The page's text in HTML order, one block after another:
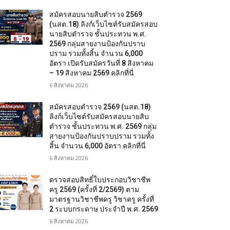
สมัครสอบนายสิบตำรวจ 2569
(นสต.18) ลิงก์เว็บไซต์รับสมัครสอบ
นายสิบตำรวจ ชั้นประทวน พ.ศ.
2569 กลุ่มสายงานป้องกันปราบ
ปราม รวมทั้งสิ้น จำนวน 6,000
อัตรา เปิดรับสมัครวันที่ 8 สิงหาคม
– 19 สิงหาคม 2569 คลิกที่นี่
6 สิงหาคม 2026
สมัครสอบตํารวจ 2569 (นสต.18)
ลิงก์เว็บไซต์รับสมัครสอบนายสิบ
ตำรวจ ชั้นประทวน พ.ศ. 2569 กลุ่ม
สายงานป้องกันปราบปราม รวมทั้ง
สิ้น จำนวน 6,000 อัตรา คลิกที่นี่
6 สิงหาคม 2026
ตรวจสอบสิทธิ์ใบประกอบวิชาชีพ
ครู 2569 (ครั้งที่ 2/2569) ตาม
มาตรฐานวิชาชีพครู วิชาครู ครั้งที่
2 ระบบกระดาษ ประจำปี พ.ศ. 2569
6 สิงหาคม 2026